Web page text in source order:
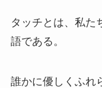
タッチとは、私た
語である。
誰かに優しくふれ